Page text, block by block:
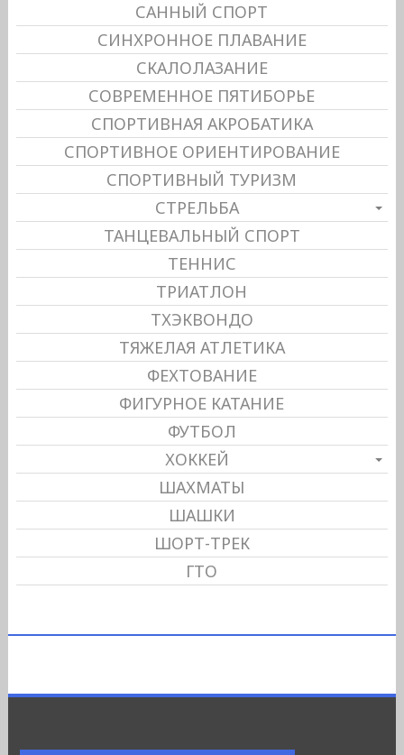
САННЫЙ СПОРТ
СИНХРОННОЕ ПЛАВАНИЕ
СКАЛОЛАЗАНИЕ
СОВРЕМЕННОЕ ПЯТИБОРЬЕ
СПОРТИВНАЯ АКРОБАТИКА
СПОРТИВНОЕ ОРИЕНТИРОВАНИЕ
СПОРТИВНЫЙ ТУРИЗМ
СТРЕЛЬБА
ТАНЦЕВАЛЬНЫЙ СПОРТ
ТЕННИС
ТРИАТЛОН
ТХЭКВОНДО
ТЯЖЕЛАЯ АТЛЕТИКА
ФЕХТОВАНИЕ
ФИГУРНОЕ КАТАНИЕ
ФУТБОЛ
ХОККЕЙ
ШАХМАТЫ
ШАШКИ
ШОРТ-ТРЕК
ГТО